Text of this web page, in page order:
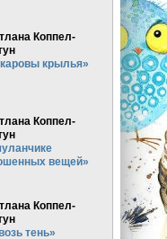
Коппел-
крылья»
Коппел-
вещей»
Коппел-
тень»